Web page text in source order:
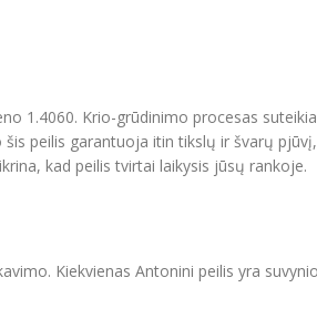
1.4060. Krio-grūdinimo procesas
peilis garantuoja itin tikslų ir švarų
kad peilis tvirtai laikysis jūsų rankoje.
Kiekvienas Antonini peilis yra